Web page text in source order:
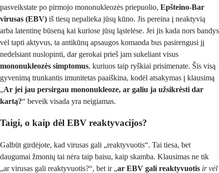
pasveikstate po pirmojo mononukleozės priepuolio, Epšteino-Bar
virusas (EBV) iš tiesų nepalieka jūsų kūno. Jis pereina į neaktyvią
arba latentinę būseną kai kuriose jūsų ląstelėse. Jei jis kada nors bandys
vėl tapti aktyvus, ta antikūnų apsaugos komanda bus pasirengusi jį
nedelsiant nuslopinti, dar gerokai prieš jam sukeliant visus
mononukleozės simptomus, kuriuos taip ryškiai prisimenate. Šis visą
gyvenimą trunkantis imunitetas paaiškina, kodėl atsakymas į klausimą
„Ar jei jau persirgau mononukleoze, ar galiu ja užsikrėsti dar
kartą?“ beveik visada yra neigiamas.
Taigi, o kaip dėl EBV reaktyvacijos?
Galbūt girdėjote, kad virusas gali „reaktyvuotis“. Tai tiesa, bet
daugumai žmonių tai nėra taip baisu, kaip skamba. Klausimas ne tik
„ar virusas gali reaktyvuotis?“, bet ir „ar EBV gali reaktyvuotis ir vėl